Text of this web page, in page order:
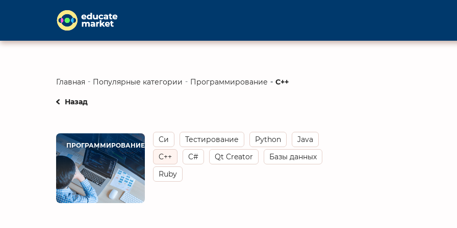
Главная Популярные категории Программирование C++
Назад
ПРОГРАММИРОВАНИЕ
Cи Тестирование Python
Java
C++
C# Qt Creator
Базы данных
Ruby